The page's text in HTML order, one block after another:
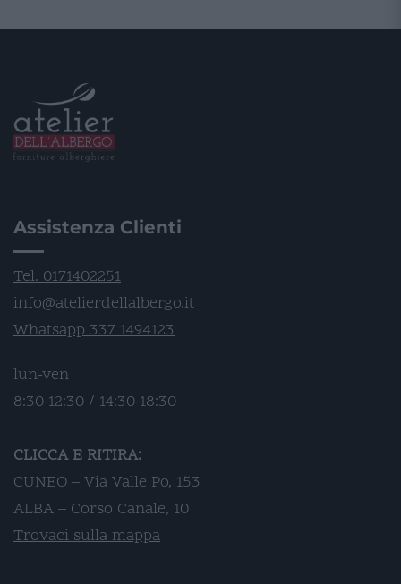
articoli
Assistenza Clienti
Tel. 0171402251
info@atelierdellalbergo.it
Whatsapp 337 1494123
lun-ven
8:30-12:30 / 14:30-18:30
CLICCA E RITIRA:
CUNEO – Via Valle Po, 153
ALBA – Corso Canale, 10
Trovaci sulla mappa